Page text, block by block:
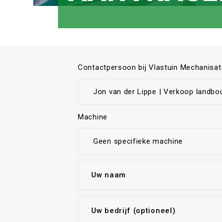
Contactpersoon bij Vlastuin
Machine